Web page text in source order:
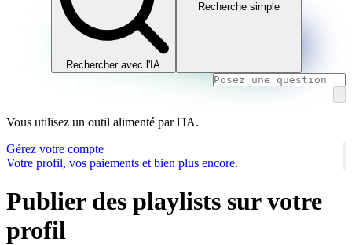
Rechercher avec l'IA
Recherche simple
Vous utilisez un outil alimenté par l'IA.
Gérez votre compte
Votre profil, vos paiements et bien plus encore.
Publier des playlists sur votre
profil